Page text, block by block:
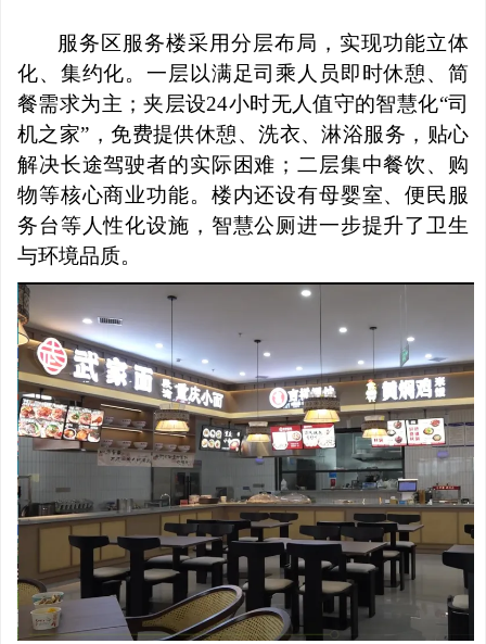
服务区服务楼采用分层布局，实现功能立体
化、集约化。一层以满足司乘人员即时休憩、简
餐需求为主；夹层设24小时无人值守的智慧化“司
机之家”，免费提供休憩、洗衣、淋浴服务，贴心
解决长途驾驶者的实际困难；二层集中餐饮、购
物等核心商业功能。楼内还设有母婴室、便民服
务台等人性化设施，智慧公厕进一步提升了卫生
与环境品质。